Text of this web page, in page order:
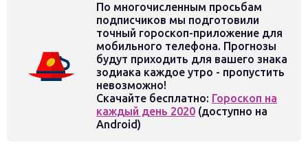
По многочисленным просьбам
подписчиков мы подготовили
точный гороскоп-приложение для
мобильного телефона. Прогнозы
будут приходить для вашего знака
зодиака каждое утро - пропустить
невозможно!
Скачайте бесплатно: Гороскоп на
каждый день 2020 (доступно на
Android)